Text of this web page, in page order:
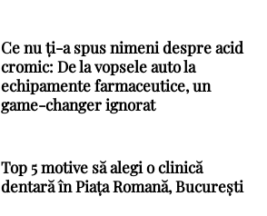
Ce nu ți-a spus nimeni despre acid
cromic: De la vopsele auto la
echipamente farmaceutice, un
game-changer ignorat
Top 5 motive să alegi o clinică
dentară în Piața Romană, București